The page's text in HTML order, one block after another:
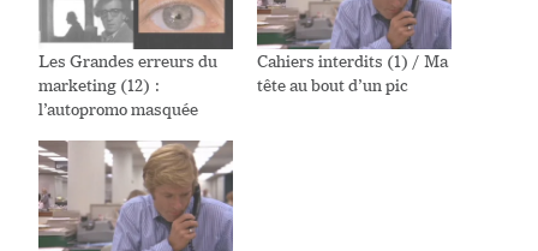
Les Grandes erreurs du
marketing (12) :
l’autopromo masquée
Cahiers interdits (1) / Ma
tête au bout d’un pic